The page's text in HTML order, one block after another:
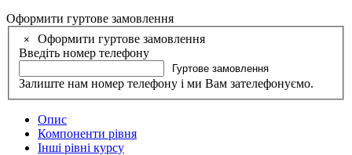
Оформити гуртове замовлення
×
Оформити гуртове замовлення
Введіть номер телефону
Гуртове замовлення
Залиште нам номер телефону і ми Вам зателефонуємо.
Опис
Компоненти рівня
Інші рівні курсу